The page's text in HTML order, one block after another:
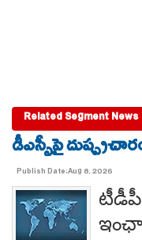
Related Segment News
డీఎస్సీపై
Publish Date:Aug 8, 2026